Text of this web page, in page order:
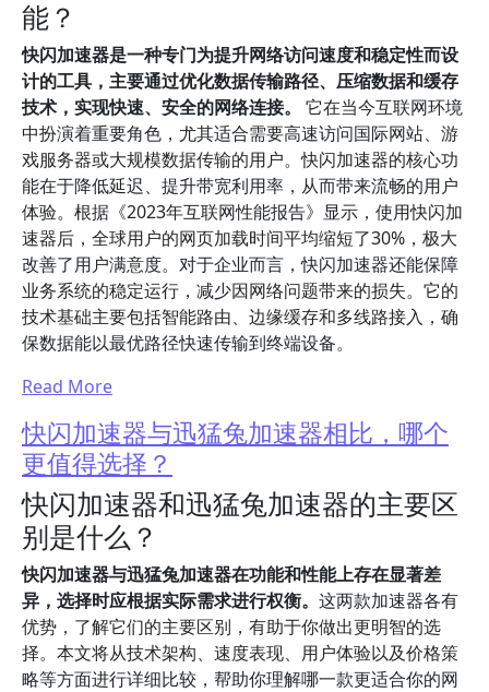
能？
快闪加速器是一种专门为提升网络访问速度和稳定性而设
计的工具，主要通过优化数据传输路径、压缩数据和缓存
技术，实现快速、安全的网络连接。
它在当今互联网环境
中扮演着重要角色，尤其适合需要高速访问国际网站、游
戏服务器或大规模数据传输的用户。快闪加速器的核心功
能在于降低延迟、提升带宽利用率，从而带来流畅的用户
体验。根据《2023年互联网性能报告》显示，使用快闪加
速器后，全球用户的网页加载时间平均缩短了30%，极大
改善了用户满意度。对于企业而言，快闪加速器还能保障
业务系统的稳定运行，减少因网络问题带来的损失。它的
技术基础主要包括智能路由、边缘缓存和多线路接入，确
保数据能以最优路径快速传输到终端设备。
Read More
快闪加速器与迅猛兔加速器相比，哪个
更值得选择？
快闪加速器和迅猛兔加速器的主要区
别是什么？
快闪加速器与迅猛兔加速器在功能和性能上存在显著差
异，选择时应根据实际需求进行权衡。 这两款加速器各有
优势，了解它们的主要区别，有助于你做出更明智的选
择。本文将从技术架构、速度表现、用户体验以及价格策
略等方面进行详细比较，帮助你理解哪一款更适合你的网